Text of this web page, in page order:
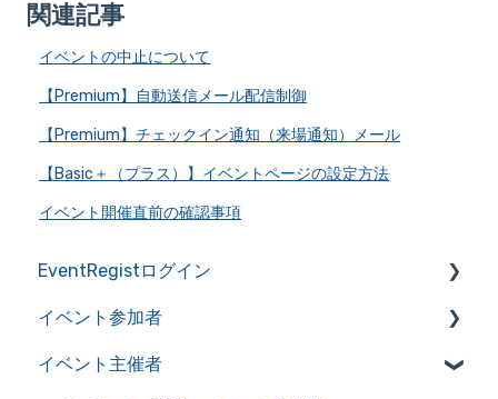
関連記事
イベントの中止について
【Premium】自動送信メール配信制御
【Premium】チェックイン通知（来場通知）メール
【Basic＋（プラス）】イベントページの設定方法
イベント開催直前の確認事項
EventRegistログイン
アカウントの作成・管理
アカウント情報を管理
イベント参加者
よくあるご質問（イベント参加者）
イベント主催者